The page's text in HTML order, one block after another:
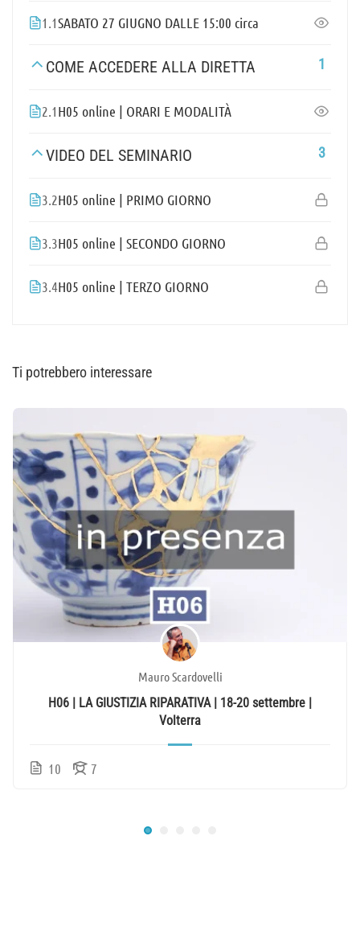
1.1SABATO 27 GIUGNO DALLE 15:00 circa
COME ACCEDERE ALLA DIRETTA 1
2.1H05 online | ORARI E MODALITÀ
VIDEO DEL SEMINARIO 3
3.2H05 online | PRIMO GIORNO
3.3H05 online | SECONDO GIORNO
3.4H05 online | TERZO GIORNO
Ti potrebbero interessare
Mauro Scardovelli
H06 | LA GIUSTIZIA RIPARATIVA | 18-20 settembre |
Volterra
10 7